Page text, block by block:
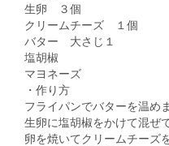
生卵 ３個
クリームチーズ １個
バター 大さじ１
塩胡椒
マヨネーズ
・作り方
フライパンでバターを温め
生卵に塩胡椒をかけて混ぜ
卵を焼いてクリームチーズ